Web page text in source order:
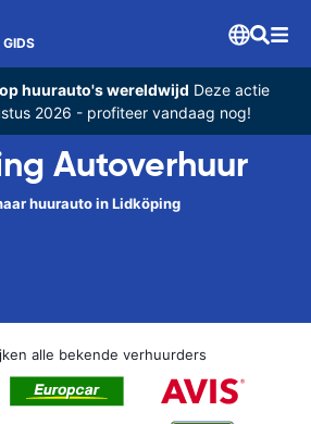
huurauto's wereldwijd Deze actie
2026 - profiteer vandaag nog!
Autoverhuur
huurauto in Lidköping
alle bekende verhuurders